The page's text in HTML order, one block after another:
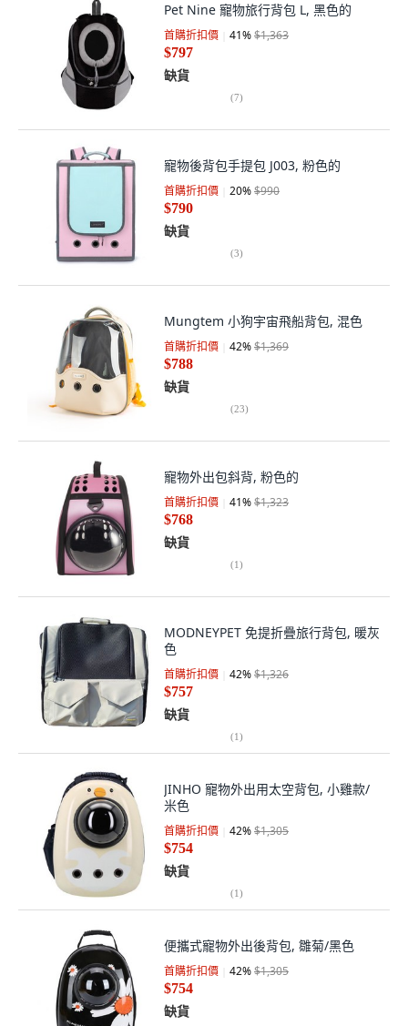
Pet Nine 寵物旅行背包 L, 黑色的
首購折扣價 41%$1,363
$797
缺貨
(7)
寵物後背包手提包 J003, 粉色的
首購折扣價 20%$990
$790
缺貨
(3)
Mungtem 小狗宇宙飛船背包, 混色
首購折扣價 42%$1,369
$788
缺貨
(23)
寵物外出包斜背, 粉色的
首購折扣價 41%$1,323
$768
缺貨
(1)
MODNEYPET 免提折疊旅行背包, 暖灰
色
首購折扣價 42%$1,326
$757
缺貨
(1)
JINHO 寵物外出用太空背包, 小雞款/
米色
首購折扣價 42%$1,305
$754
缺貨
(1)
便攜式寵物外出後背包, 雛菊/黑色
首購折扣價 42%$1,305
$754
缺貨